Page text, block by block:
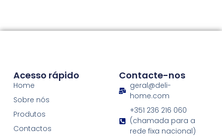
Acesso rápido
Home
Sobre nós
Produtos
Contactos
Contacte-nos
geral@deli-
home.com
+351 236 216 060
(chamada para a
rede fixa nacional)